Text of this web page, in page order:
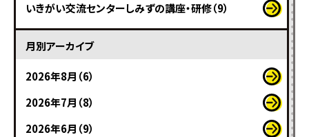
いきがい交流センターしみずの講座・研修（9）
月別アーカイブ
2026年8月（6）
2026年7月（8）
2026年6月（9）